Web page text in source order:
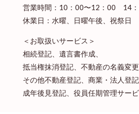
営業時間：10：00〜12：00 14
休業日：水曜、日曜午後、祝祭日
＜お取扱いサービス＞
相続登記、遺言書作成、
抵当権抹消登記、不動産の名義変更
その他不動産登記、商業・法人登記
成年後見登記、役員任期管理サー